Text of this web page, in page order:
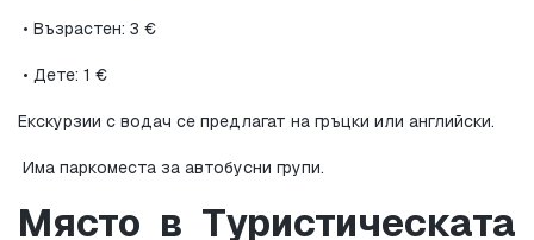
• Възрастен: 3 €
• Дете: 1 €
Екскурзии с водач се предлагат на гръцки или английски.
Има паркоместа за автобусни групи.
Място в Туристическата